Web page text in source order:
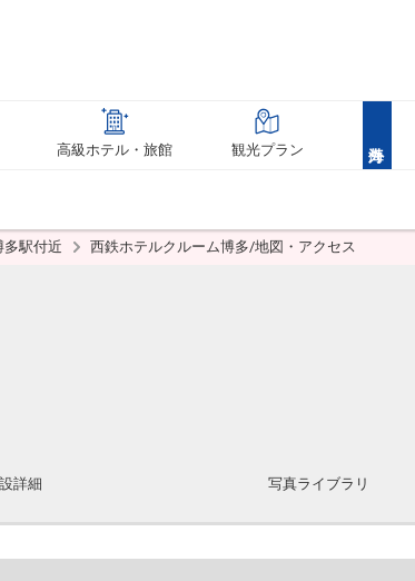
高級ホテル・旅館 観光プラン
多駅付近 西鉄ホテルクルーム博多/地図・アクセス
詳細 写真ライブラリ